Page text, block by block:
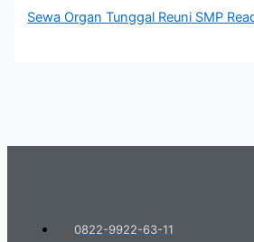
Sewa Organ Tunggal Reuni SMP
0822-9922-63-11